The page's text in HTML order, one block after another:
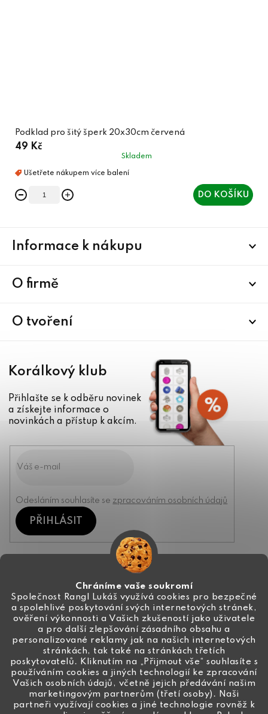
Chráníme vaše soukromí
Společnost Rangl Lukáš využívá cookies pro bezpečné
a spolehlivé poskytování svých internetových stránek,
ověření výkonnosti a Vašich zkušeností jako uživatele
a pro další zlepšování zásadního obsahu a
personalizované reklamy jak na našich internetových
stránkách, tak také na stránkách třetích
poskytovatelů. Kliknutím na „Přijmout vše“ souhlasíte s
používáním cookies a jiných technologií ke zpracování
Vašich osobních údajů, včetně jejich předávání našim
marketingovým partnerům (třetí osoby). Naši
partneři využívají cookies a jiné technologie rovněž k
Podklad pro šitý šperk 20x30cm červená
49 Kč
Skladem
DO KOŠÍKU
Informace k nákupu
O firmě
O tvoření
Korálkový klub
Přihlašte se k odběru novinek
a získejte informace o
novinkách a přístup k akcím.
Odesláním souhlasíte se zpracováním osobních údajů
PŘIHLÁSIT
info@ceske-koralky.cz
+420 774 444 191